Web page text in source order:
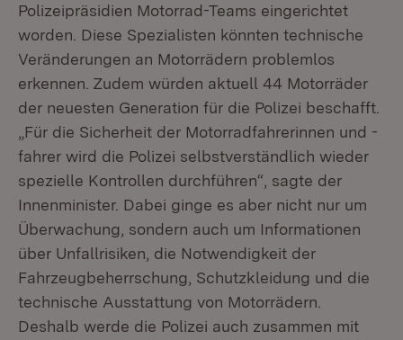
Polizeipräsidien Motorrad-Teams eingerichtet
worden. Diese Spezialisten könnten technische
Veränderungen an Motorrädern problemlos
erkennen. Zudem würden aktuell 44 Motorräder
der neuesten Generation für die Polizei beschafft.
„Für die Sicherheit der Motorradfahrerinnen und -
fahrer wird die Polizei selbstverständlich wieder
spezielle Kontrollen durchführen“, sagte der
Innenminister. Dabei ginge es aber nicht nur um
Überwachung, sondern auch um Informationen
über Unfallrisiken, die Notwendigkeit der
Fahrzeugbeherrschung, Schutzkleidung und die
technische Ausstattung von Motorrädern.
Deshalb werde die Polizei auch zusammen mit